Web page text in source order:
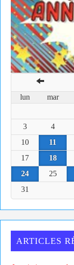
lun
mar
3
4
10
11
17
18
24
25
31
ARTICLES